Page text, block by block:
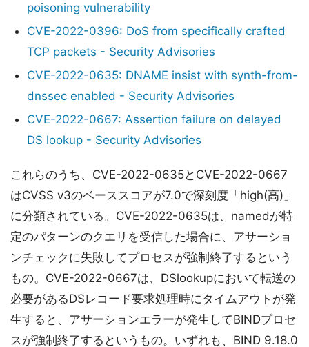
poisoning vulnerability
CVE-2022-0396: DoS from specifically crafted
TCP packets - Security Advisories
CVE-2022-0635: DNAME insist with synth-from-
dnssec enabled - Security Advisories
CVE-2022-0667: Assertion failure on delayed
DS lookup - Security Advisories
これらのうち、CVE-2022-0635とCVE-2022-0667
はCVSS v3のベーススコアが7.0で深刻度「high(高)」
に分類されている。CVE-2022-0635は、namedが特
定のパターンのクエリを受信した場合に、アサーショ
ンチェックに失敗してプロセスが強制終了するという
もの。CVE-2022-0667は、DSlookupにおいて転送の
必要があるDSレコード要求処理時にタイムアウトが発
生すると、アサーションエラーが発生してBINDプロセ
スが強制終了するというもの。いずれも、BIND 9.18.0